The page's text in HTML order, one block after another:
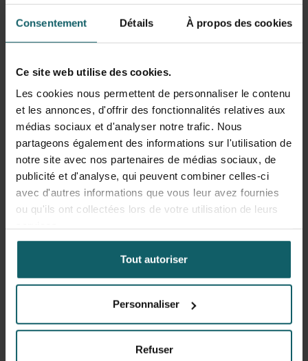
Consentement Détails À propos des cookies
Ce site web utilise des cookies.
Les cookies nous permettent de personnaliser le contenu
et les annonces, d'offrir des fonctionnalités relatives aux
médias sociaux et d'analyser notre trafic. Nous
partageons également des informations sur l'utilisation de
notre site avec nos partenaires de médias sociaux, de
publicité et d'analyse, qui peuvent combiner celles-ci
avec d'autres informations que vous leur avez fournies
ou qu'ils ont collectées lors de votre utilisation de leurs
Tout autoriser
Personnaliser
Refuser
Soins différenciés
alourdit la charge de travail des 12 CRH dans notre pays.
Afin de mieux répondre aux besoins des utilisateurs de la
PrEP et de réduire le seuil pour les groupes vulnérables, il
est nécessaire que les modèles de soins soient flexibles.
Les Centres de Référence spécialisés dans le VIH (CRH)
défendent l'idée de réduire le nombre de consultations
pour les utilisateurs stables, de transférer les soins de
routine des médecins aux infirmières et de renforcer la
coopération entre les centres de santé publique, les
cibles. Pour y parvenir et afin d'assurer la qualité, un cadre
juridique et une formation pour les médecins généralistes
"L'année dernière, nous avons lancé un nouveau plan
interfédéral de lutte contre le VIH avec tous les ministres